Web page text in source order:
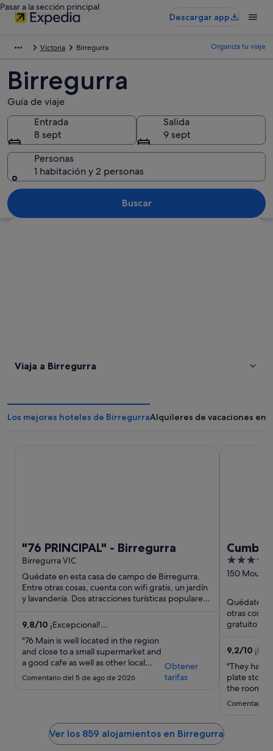
Pasar a la sección principal
Descargar app
Victoria Birregurra Organiza tu viaje
Birregurra
Guía de viaje
Entrada
8 sept
Salida
9 sept
Personas
1 habitación y 2 personas
Buscar
Viaja a Birregurra
Los mejores hoteles de BirregurraAlquileres de vacaciones en
"76 PRINCIPAL" - Birregurra
Birregurra VIC
Quédate en esta casa de campo de Birregurra.
Entre otras cosas, cuenta con wifi gratis, un jardín
y lavandería. Dos atracciones turísticas populares
9,8/10 ¡Excepcional!
(113 comentarios)
"76 Main is well located in the region
and close to a small supermarket and
a good cafe as well as other local
attractions. It is really well equipped
with everything you would need for a
Comentario del 5 de ago de 2026
Obtener
tarifas
4.5
out
5
150
Quédate
otras
gratuito y 3
9,2/10
"They have
plate stove
the room.
Comentario
Ver los 859 alojamientos en Birregurra